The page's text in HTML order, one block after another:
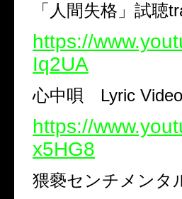
「人間失格」試聴
https://
Iq2UA
心中唄 Lyric Video
https://
x5HG8
猥褻センチメンタ